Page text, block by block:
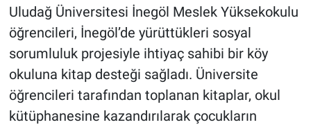
Uludağ Üniversitesi İnegöl Meslek Yüksekokulu
öğrencileri, İnegöl’de yürüttükleri sosyal
sorumluluk projesiyle ihtiyaç sahibi bir köy
okuluna kitap desteği sağladı. Üniversite
öğrencileri tarafından toplanan kitaplar, okul
kütüphanesine kazandırılarak çocukların